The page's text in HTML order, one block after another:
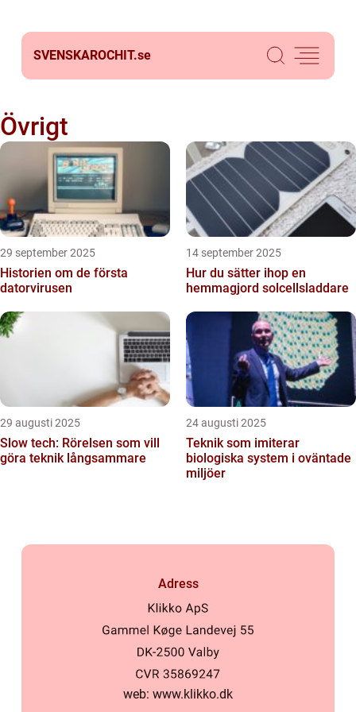
SVENSKAROCHIT.se
Övrigt
29 september 2025
Historien om de första
datorvirusen
14 september 2025
Hur du sätter ihop en
hemmagjord solcellsladdare
29 augusti 2025
Slow tech: Rörelsen som vill
göra teknik långsammare
24 augusti 2025
Teknik som imiterar
biologiska system i oväntade
miljöer
Adress
web: www.klikko.dk